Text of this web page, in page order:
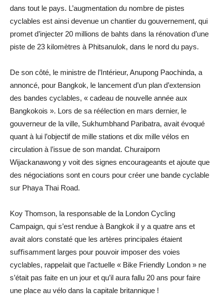
dans tout le pays. L’augmentation du nombre de pistes
cyclables est ainsi devenue un chantier du gouvernement, qui
promet d’injecter 20 millions de bahts dans la rénovation d’une
piste de 23 kilomètres à Phitsanulok, dans le nord du pays.
De son côté, le ministre de l’Intérieur, Anupong Paochinda, a
annoncé, pour Bangkok, le lancement d’un plan d’extension
des bandes cyclables, « cadeau de nouvelle année aux
Bangkokois ». Lors de sa réélection en mars dernier, le
gouverneur de la ville, Sukhumbhand Paribatra, avait évoqué
quant à lui l’objectif de mille stations et dix mille vélos en
circulation à l’issue de son mandat. Churaiporn
Wijackanawong y voit des signes encourageants et ajoute que
des négociations sont en cours pour créer une bande cyclable
sur Phaya Thai Road.
Koy Thomson, la responsable de la London Cycling
Campaign, qui s’est rendue à Bangkok il y a quatre ans et
avait alors constaté que les artères principales étaient
suﬃsamment larges pour pouvoir imposer des voies
cyclables, rappelait que l’actuelle « Bike Friendly London » ne
s’était pas faite en un jour et qu’il aura fallu 20 ans pour faire
une place au vélo dans la capitale britannique !